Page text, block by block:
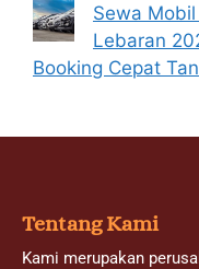
Sewa
Lebaran
Booking Cepat
Tentang Kami
Kami merupakan